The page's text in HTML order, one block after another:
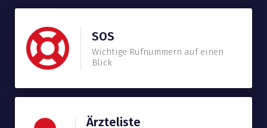
SOS
Wichtige Rufnummern auf einen
Blick
Ärzteliste